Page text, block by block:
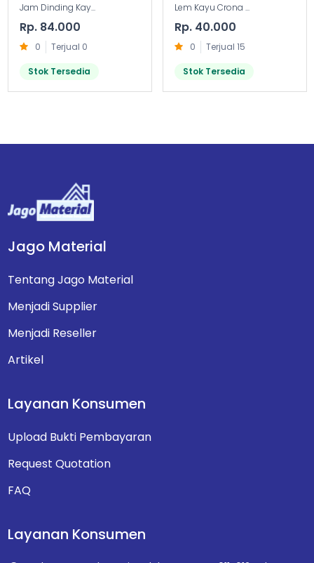
Jam Dinding Kay...
Rp. 84.000
0 Terjual 0
Stok Tersedia
Lem Kayu Crona ...
Rp. 40.000
0 Terjual 15
Stok Tersedia
Jago Material
Tentang Jago Material
Menjadi Supplier
Menjadi Reseller
Artikel
Layanan Konsumen
Upload Bukti Pembayaran
Request Quotation
FAQ
Layanan Konsumen